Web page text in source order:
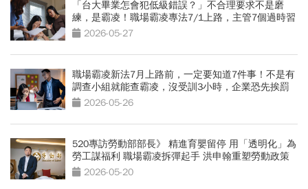
「台大畢業怎會犯低級錯誤？」不合理要求不是磨
練，是霸凌！職場霸凌專法7/1上路，主管7個過時習
慣快改
2026-05-27
職場霸凌新法7月上路前，一定要知道7件事！不是有
調查小組就能查霸凌，沒受訓3小時，企業恐先挨罰
2026-05-26
520專訪勞動部部長》 精進育嬰留停 用「透明化」為
勞工謀福利 職場霸凌拆彈起手 洪申翰重塑勞動政策
2026-05-20